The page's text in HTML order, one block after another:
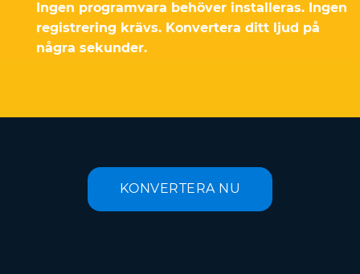
Ingen programvara behöver installeras. Ingen
registrering krävs. Konvertera ditt ljud på
några sekunder.
KONVERTERA NU